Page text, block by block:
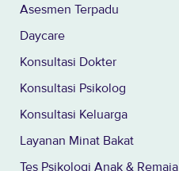
Asesmen Terpadu
Daycare
Konsultasi Dokter
Konsultasi Psikolog
Konsultasi Keluarga
Layanan Minat Bakat
Tes Psikologi Anak & Remaja